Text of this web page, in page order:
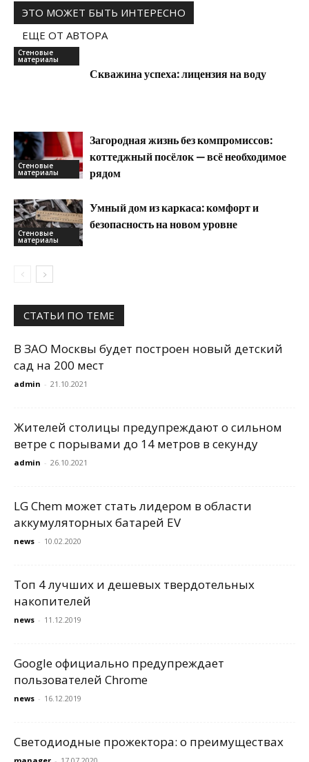
ЭТО МОЖЕТ БЫТЬ ИНТЕРЕСНО
ЕЩЕ ОТ АВТОРА
Стеновые
материалы
Скважина успеха: лицензия на воду
Стеновые
материалы
Загородная жизнь без компромиссов:
коттеджный посёлок — всё необходимое
рядом
Стеновые
материалы
Умный дом из каркаса: комфорт и
безопасность на новом уровне
СТАТЬИ ПО ТЕМЕ
В ЗАО Москвы будет построен новый детский
сад на 200 мест
admin - 21.10.2021
Жителей столицы предупреждают о сильном
ветре с порывами до 14 метров в секунду
admin - 26.10.2021
LG Chem может стать лидером в области
аккумуляторных батарей EV
news - 10.02.2020
Топ 4 лучших и дешевых твердотельных
накопителей
news - 11.12.2019
Google официально предупреждает
пользователей Chrome
news - 16.12.2019
Светодиодные прожектора: о преимуществах